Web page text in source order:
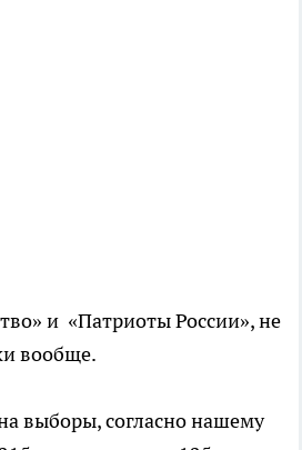
и «Патриоты России», не
вообще.
выборы, согласно нашему